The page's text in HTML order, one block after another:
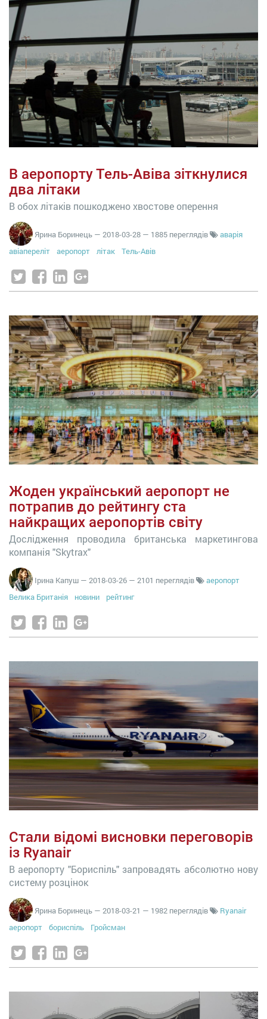
В аеропорту Тель-Авіва зіткнулися
два літаки
В обох літаків пошкоджено хвостове оперення
Ярина Боринець — 2018-03-28 — 1885 переглядів
аварія
авіапереліт
аеропорт літак Тель-Авів
Жоден український аеропорт не
потрапив до рейтингу ста
найкращих аеропортів світу
Дослідження проводила британська маркетингова
компанія "Skytrax"
Ірина Капуш — 2018-03-26 — 2101 переглядів
аеропорт
Велика Британія
новини рейтинг
Стали відомі висновки переговорів
із Ryanair
В аеропорту "Бориспіль" запровадять абсолютно нову
систему розцінок
Ярина Боринець — 2018-03-21 — 1982 переглядів
Ryanair
аеропорт
бориспіль Гройсман